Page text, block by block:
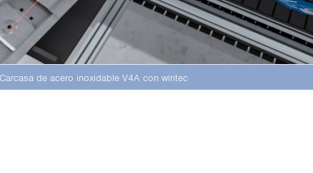
Carcasa de acero inoxidable V4A con wintec